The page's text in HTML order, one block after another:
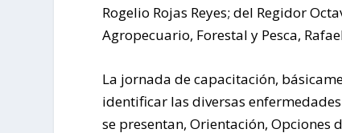
Rogelio Rojas Reyes; del Regidor
Agropecuario, Forestal y Pesca,
La jornada de capacitación,
identificar las diversas
se presentan, Orientación, Opciones